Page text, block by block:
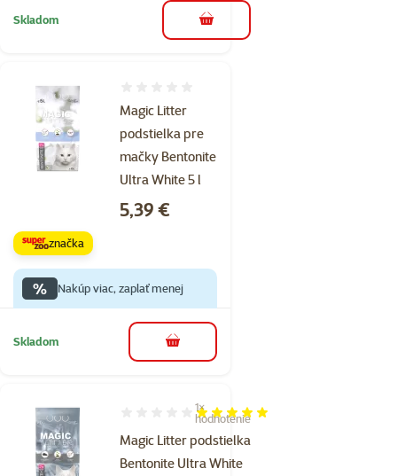
Skladom do košíka
Magic Litter
podstielka pre
mačky Bentonite
Ultra White 5 l
Cena
5,39 €
značka
% Nakúp viac, zaplať menej
Skladom do košíka
Magic Litter podstielka
Bentonite Ultra White
Hodnotenie 100%, počet hodnotení: 1
1×
hodnotenie